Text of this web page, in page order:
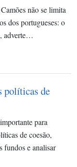
não se limita
dos portugueses: o
adverte…
políticas de
para
de coesão,
fundos e analisar